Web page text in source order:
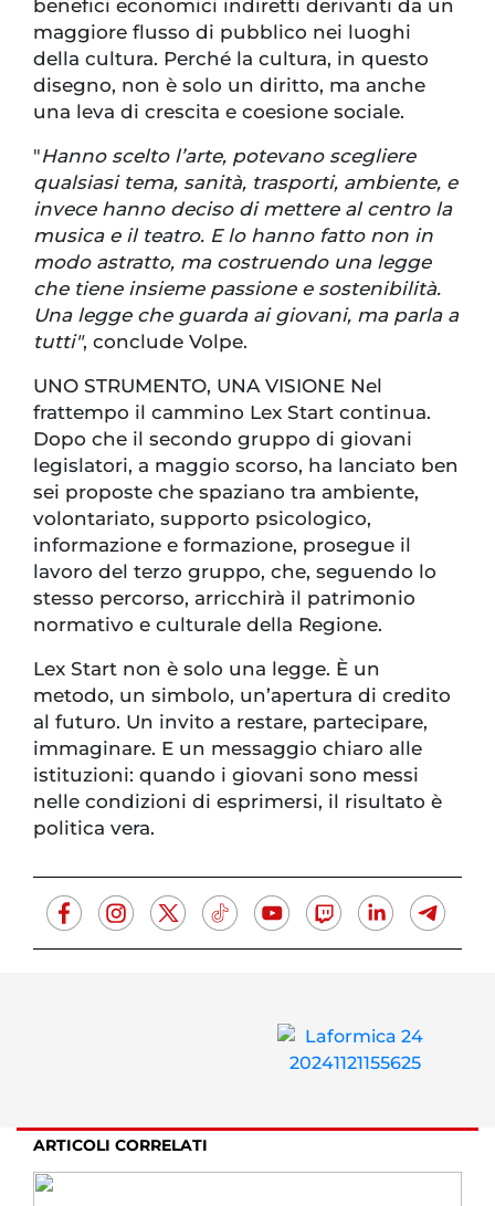
benefici economici indiretti derivanti da un
maggiore flusso di pubblico nei luoghi
della cultura. Perché la cultura, in questo
disegno, non è solo un diritto, ma anche
una leva di crescita e coesione sociale.
"Hanno scelto l’arte, potevano scegliere
qualsiasi tema, sanità, trasporti, ambiente, e
invece hanno deciso di mettere al centro la
musica e il teatro. E lo hanno fatto non in
modo astratto, ma costruendo una legge
che tiene insieme passione e sostenibilità.
Una legge che guarda ai giovani, ma parla a
tutti", conclude Volpe.
UNO STRUMENTO, UNA VISIONE Nel
frattempo il cammino Lex Start continua.
Dopo che il secondo gruppo di giovani
legislatori, a maggio scorso, ha lanciato ben
sei proposte che spaziano tra ambiente,
volontariato, supporto psicologico,
informazione e formazione, prosegue il
lavoro del terzo gruppo, che, seguendo lo
stesso percorso, arricchirà il patrimonio
normativo e culturale della Regione.
Lex Start non è solo una legge. È un
metodo, un simbolo, un’apertura di credito
al futuro. Un invito a restare, partecipare,
immaginare. E un messaggio chiaro alle
istituzioni: quando i giovani sono messi
nelle condizioni di esprimersi, il risultato è
politica vera.
ARTICOLI CORRELATI